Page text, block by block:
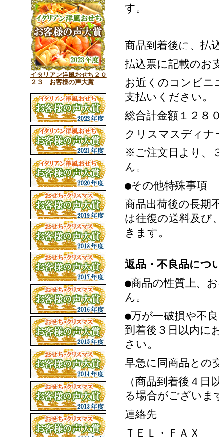
イタリアン洋風おせち２０
２３ お客様の声大賞
す。
商品到着後に、払
払込票に記載のお
お近くのコンビニ
支払いください。
総合計金額１２８
クリスマスディナ
※ご注文日より、
ん。
●その他特殊事項
商品出荷後の長期
は往復の送料及び
きます。
返品・不良品につ
●商品の性質上、
ん。
●万が一破損や不
到着後３日以内に
さい。
早急に同商品との
（商品到着後４
る場合がございま
連絡先
ＴＥＬ・ＦＡＸ